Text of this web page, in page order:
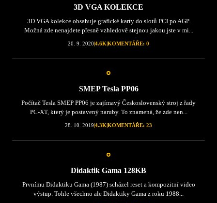
3D VGA KOLEKCE
3D VGA kolekce obsahuje grafické karty do slotů PCI po AGP.
Možná zde nenajdete přesně vzhledově stejnou jakou jste v mi...
20. 9. 2020|4.6K|KOMENTÁŘE: 0
SMEP Tesla PP06
Počítač Tesla SMEP PP06 je zajímavý Československý stroj z řady
PC-XT, který je postavený naruby. To znamená, že zde nen...
28. 10. 2019|4.3K|KOMENTÁŘE: 23
Didaktik Gama 128KB
Prvnímu Didaktiku Gama (1987) scházel reset a kompozitní video
výstup. Tohle všechno ale Didaktiky Gama z roku 1988...